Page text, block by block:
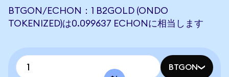
BTGON/ECHON：1 B2GOLD (ONDO
TOKENIZED)は0.099637 ECHONに相当します
BTGON